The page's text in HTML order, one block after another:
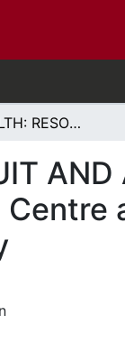
SEXUAL HEALTH: RESOURCES FOR INUIT AND ABORIGINAL PEOPLES IN CANADA Ajunnginiq (Inuit) Centre at the National Aboriginal Health Organization February
AND
Centre